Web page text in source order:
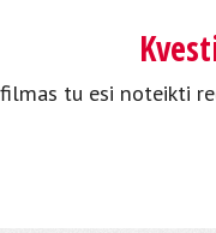
tu esi noteikti